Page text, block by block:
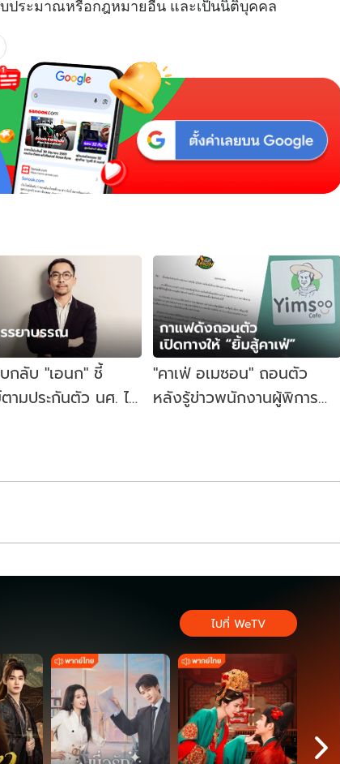
ประมาณหรือกฎหมายอื่น และเป็นนิติบุคคล
กลับ "เอนก" ชี้
ามประกันตัว นศ. ไม่
วน
"คาเฟ่ อเมซอน" ถอนตัว
หลังรู้ข่าวพนักงานผู้พิการ
ไปที่ WeTV